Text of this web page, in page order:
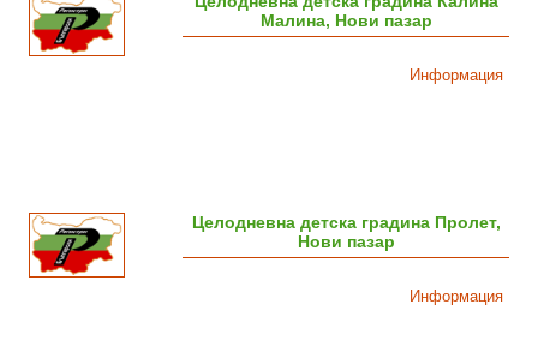
Малина, Нови пазар
Информация
Целодневна детска градина Пролет,
Нови пазар
Информация